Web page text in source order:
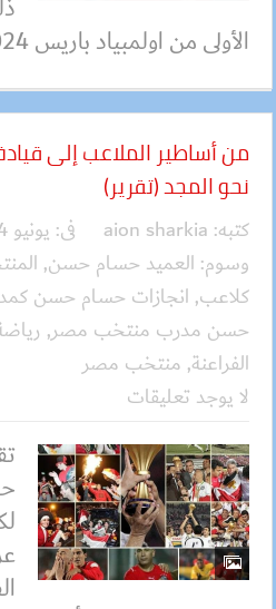
الأولى من اولمبياد باريس 2024....
من أساطير الملاعب إلى
نحو المجد (تقرير)
كتبه: aion sharkia فى: يونيو 04, 2024
وسوم: العميد حسام حسن,
كلاعب, انجازات حسام حسن
حسن مدرب منتخب مصر,
الفراعنة, منتخب مصر
لا يوجد تعليقات